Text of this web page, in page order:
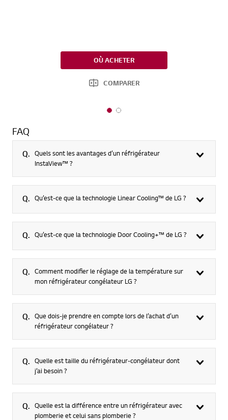
OÙ ACHETER
COMPARER
1
2
2
FAQ
Q. Quels sont les avantages d’un réfrigérateur
InstaView™ ?
Q. Qu’est-ce que la technologie Linear Cooling™ de LG ?
Q. Qu’est-ce que la technologie Door Cooling+™ de LG ?
Q. Comment modifier le réglage de la température sur
mon réfrigérateur congélateur LG ?
Q. Que dois-je prendre en compte lors de l’achat d’un
réfrigérateur congélateur ?
Q. Quelle est taille du réfrigérateur-congélateur dont
j’ai besoin ?
Q. Quelle est la différence entre un réfrigérateur avec
plomberie et celui sans plomberie ?